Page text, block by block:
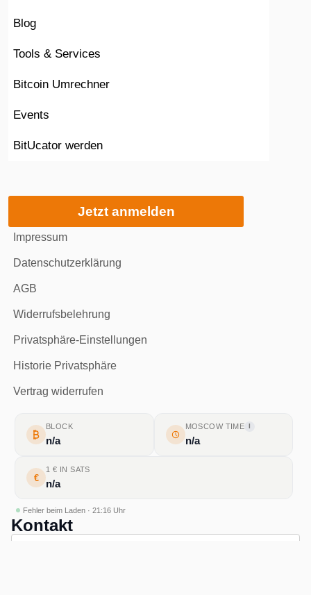
Blog
Tools & Services
Bitcoin Umrechner
Events
BitUcator werden
Jetzt anmelden
Impressum
Datenschutzerklärung
AGB
Widerrufsbelehrung
Privatsphäre-Einstellungen
Historie Privatsphäre
Vertrag widerrufen
BLOCK
n/a
MOSCOW TIME
n/a
€
1 € IN SATS
n/a
Fehler beim Laden · 21:16 Uhr
Kontakt